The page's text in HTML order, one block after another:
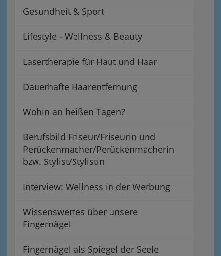
Gesundheit & Sport
Lifestyle - Wellness & Beauty
Lasertherapie für Haut und Haar
Dauerhafte Haarentfernung
Wohin an heißen Tagen?
Berufsbild Friseur/Friseurin und
Perückenmacher/Perückenmacherin
bzw. Stylist/Stylistin
Interview: Wellness in der Werbung
Wissenswertes über unsere
Fingernägel
Fingernägel als Spiegel der Seele